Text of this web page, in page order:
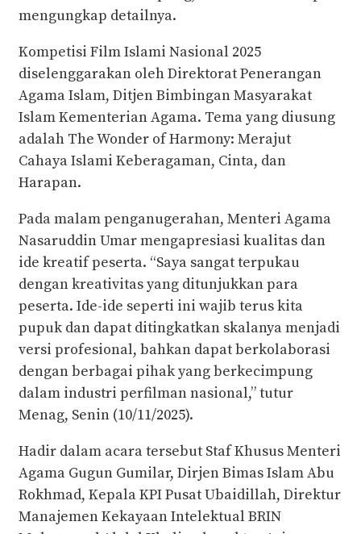
mengungkap detailnya.
Kompetisi Film Islami Nasional 2025
diselenggarakan oleh Direktorat Penerangan
Agama Islam, Ditjen Bimbingan Masyarakat
Islam Kementerian Agama. Tema yang diusung
adalah The Wonder of Harmony: Merajut
Cahaya Islami Keberagaman, Cinta, dan
Harapan.
Pada malam penganugerahan, Menteri Agama
Nasaruddin Umar mengapresiasi kualitas dan
ide kreatif peserta. “Saya sangat terpukau
dengan kreativitas yang ditunjukkan para
peserta. Ide-ide seperti ini wajib terus kita
pupuk dan dapat ditingkatkan skalanya menjadi
versi profesional, bahkan dapat berkolaborasi
dengan berbagai pihak yang berkecimpung
dalam industri perfilman nasional,” tutur
Menag, Senin (10/11/2025).
Hadir dalam acara tersebut Staf Khusus Menteri
Agama Gugun Gumilar, Dirjen Bimas Islam Abu
Rokhmad, Kepala KPI Pusat Ubaidillah, Direktur
Manajemen Kekayaan Intelektual BRIN